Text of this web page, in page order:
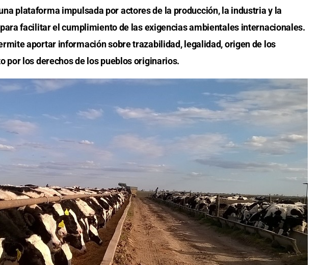
plataforma impulsada por actores de la producción, la industria y la
facilitar el cumplimiento de las exigencias ambientales internacionales.
aportar información sobre trazabilidad, legalidad, origen de los
por los derechos de los pueblos originarios.